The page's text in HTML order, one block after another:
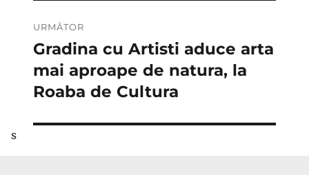
URMĂTOR
Articolul
următor:
Gradina cu Artisti aduce arta
mai aproape de natura, la
Roaba de Cultura
s